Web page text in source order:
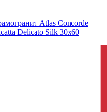
Atlas Concorde
Delicato Silk 30x60